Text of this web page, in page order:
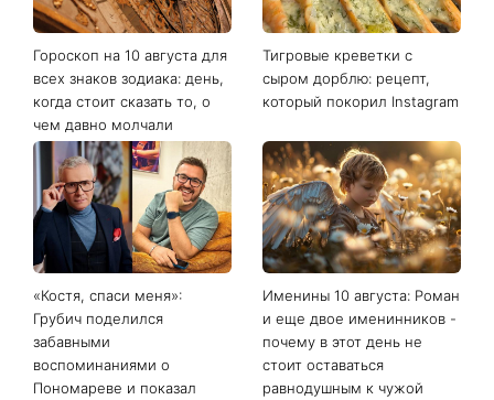
Гороскоп на 10 августа для
всех знаков зодиака: день,
когда стоит сказать то, о
чем давно молчали
Тигровые креветки с
сыром дорблю: рецепт,
который покорил Instagram
«Костя, спаси меня»:
Грубич поделился
забавными
воспоминаниями о
Пономареве и показал
Именины 10 августа: Роман
и еще двое именинников -
почему в этот день не
стоит оставаться
равнодушным к чужой